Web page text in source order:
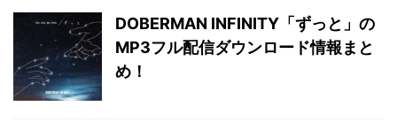
DOBERMAN INFINITY「ずっと」の
MP3フル配信ダウンロード情報まと
め！